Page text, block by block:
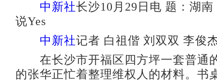
中新社长沙10月29日电 题：湖南
说Yes
中新社记者 白祖偕 刘双双 李俊
在长沙市开福区四方坪一套普通
的张华正忙着整理维权人的材料。书